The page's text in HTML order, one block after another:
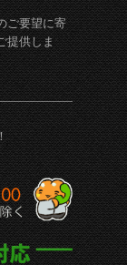
ご要望に寄
提供しま